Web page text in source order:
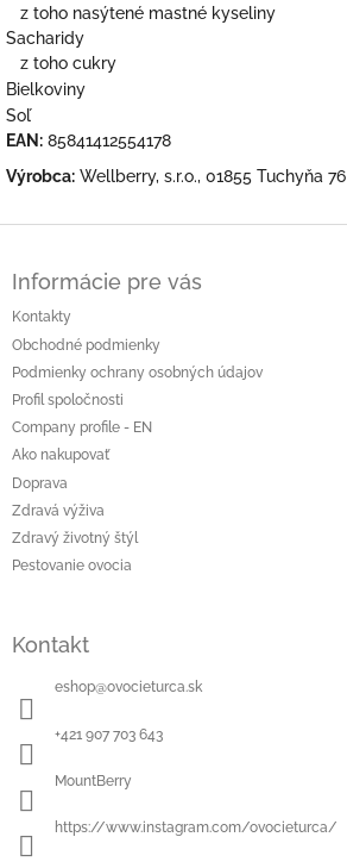
z toho nasýtené mastné kyseliny
Sacharidy
z toho cukry
Bielkoviny
Soľ
EAN: 85841412554178
Výrobca: Wellberry, s.r.o., 01855 Tuchyňa 76
Informácie pre vás
Kontakty
Obchodné podmienky
Podmienky ochrany osobných údajov
Profil spoločnosti
Company profile - EN
Ako nakupovať
Doprava
Zdravá výživa
Zdravý životný štýl
Pestovanie ovocia
Kontakt
eshop@ovocieturca.sk
+421 907 703 643
MountBerry
https://www.instagram.com/ovocieturca/